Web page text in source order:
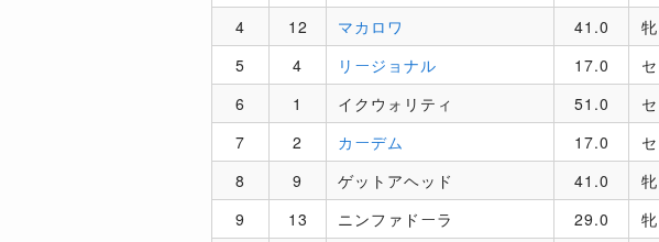
4
12 マカロワ 41.0 牝
5
4 リージョナル 17.0 セ
6
1 イクウォリティ 51.0 セ
7
2 カーデム 17.0 セ
8
9 ゲットアヘッド 41.0 牝
9
13 ニンファドーラ 29.0 牝